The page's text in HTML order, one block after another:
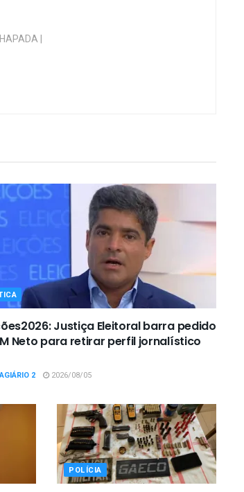
|
Justiça Eleitoral barra pedido
Neto para retirar perfil jornalístico
2 2026/08/05
POLÍCIA